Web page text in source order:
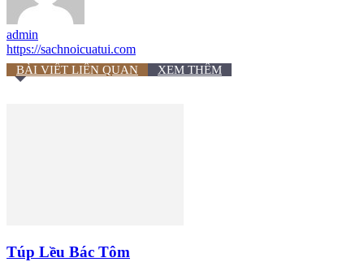
admin
https://sachnoicuatui.com
BÀI VIẾT LIÊN QUAN XEM THÊM
Túp Lều Bác Tôm